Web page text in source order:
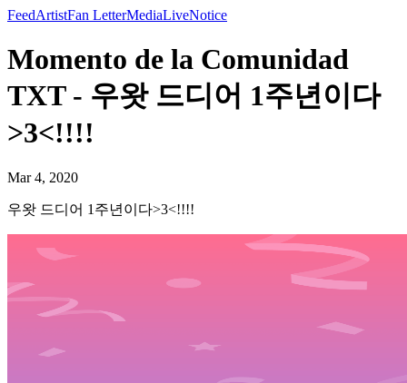
FeedArtistFan LetterMediaLiveNotice
Momento de la Comunidad
TXT - 우왓 드디어 1주년이다
>3<!!!!
Mar 4, 2020
우왓 드디어 1주년이다>3<!!!!